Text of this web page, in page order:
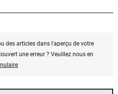
des articles dans l'aperçu de votre
une erreur ? Veuillez nous en